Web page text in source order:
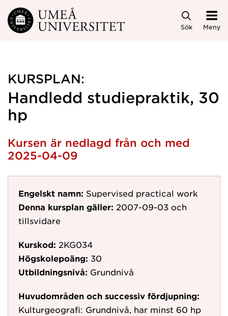
Hoppa direkt till innehållet
Sök Meny
KURSPLAN:
Handledd studiepraktik, 30
hp
Kursen är nedlagd från och med
2025-04-09
Engelskt namn: Supervised practical work
Denna kursplan gäller: 2007-09-03 och
tillsvidare
Kurskod: 2KG034
Högskolepoäng: 30
Utbildningsnivå: Grundnivå
Huvudområden och successiv fördjupning:
Kulturgeografi: Grundnivå, har minst 60 hp